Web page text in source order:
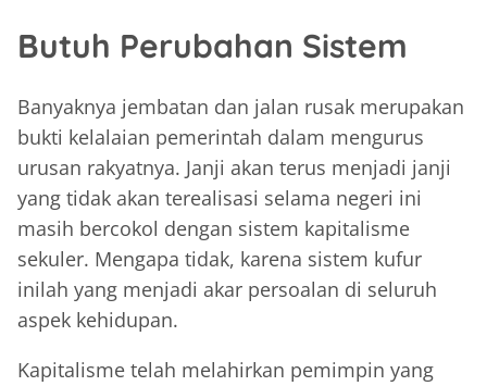
Butuh Perubahan Sistem
Banyaknya jembatan dan jalan rusak merupakan
bukti kelalaian pemerintah dalam mengurus
urusan rakyatnya. Janji akan terus menjadi janji
yang tidak akan terealisasi selama negeri ini
masih bercokol dengan sistem kapitalisme
sekuler. Mengapa tidak, karena sistem kufur
inilah yang menjadi akar persoalan di seluruh
aspek kehidupan.
Kapitalisme telah melahirkan pemimpin yang